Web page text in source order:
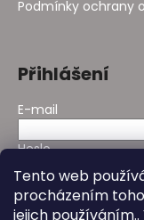
Tento web
procházením
jejich
Podmínky ochrany
Přihlášení
E-mail
Heslo
PŘIHLÁSIT SE